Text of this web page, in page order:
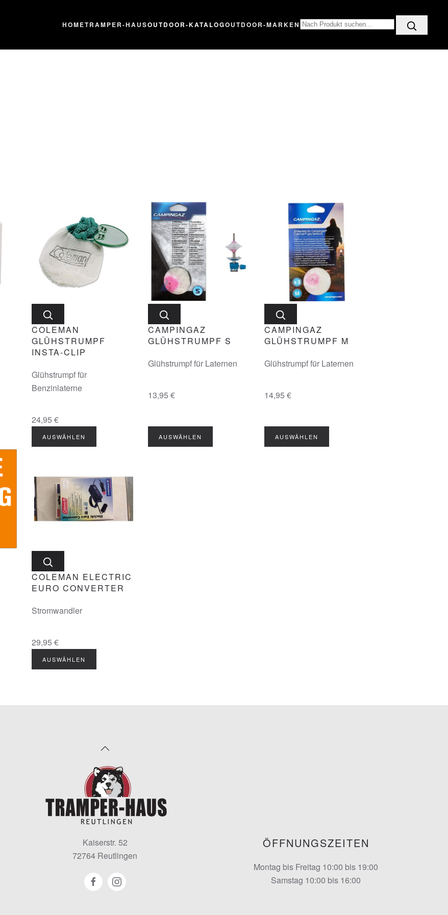
HOMETRAMPER-HAUSOUTDOOR-KATALOGOUTDOOR-MARKEN
COLEMAN
GLÜHSTRUMPF
INSTA-CLIP
Glühstrumpf für
Benzinlaterne
24,95 €
CAMPINGAZ
GLÜHSTRUMPF S
Glühstrumpf für Laternen
13,95 €
CAMPINGAZ
GLÜHSTRUMPF M
Glühstrumpf für Laternen
14,95 €
COLEMAN ELECTRIC
EURO CONVERTER
Stromwandler
29,95 €
Kaiserstr. 52
72764 Reutlingen
ÖFFNUNGSZEITEN
Montag bis Freitag 10:00 bis 19:00
Samstag 10:00 bis 16:00